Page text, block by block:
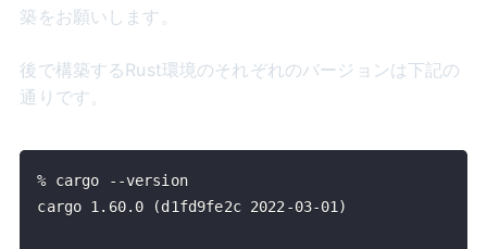
築をお願いします。
後で構築するRust環境のそれぞれのバージョンは下記の
通りです。
% cargo --version